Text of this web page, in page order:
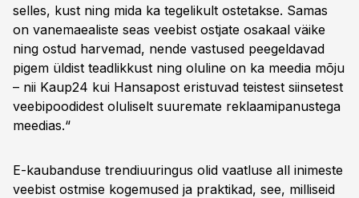
selles, kust ning mida ka tegelikult ostetakse. Samas
on vanemaealiste seas veebist ostjate osakaal väike
ning ostud harvemad, nende vastused peegeldavad
pigem üldist teadlikkust ning oluline on ka meedia mõju
– nii Kaup24 kui Hansapost eristuvad teistest siinsetest
veebipoodidest oluliselt suuremate reklaamipanustega
meedias.“
E-kaubanduse trendiuuringus olid vaatluse all inimeste
veebist ostmise kogemused ja praktikad, see, milliseid